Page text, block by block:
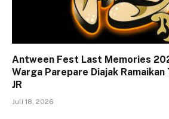
Antween Fest Last Memories
Warga Parepare Diajak
JR
Juli 18, 2026